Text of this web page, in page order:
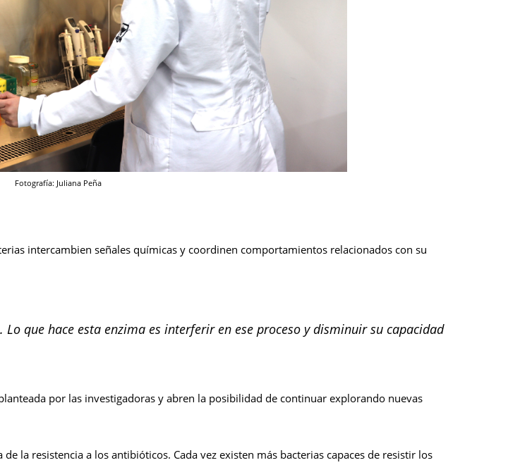
Fotografía: Juliana Peña
intercambien señales químicas y coordinen comportamientos relacionados con su
que hace esta enzima es interferir en ese proceso y disminuir su capacidad
por las investigadoras y abren la posibilidad de continuar explorando nuevas
la resistencia a los antibióticos. Cada vez existen más bacterias capaces de resistir los